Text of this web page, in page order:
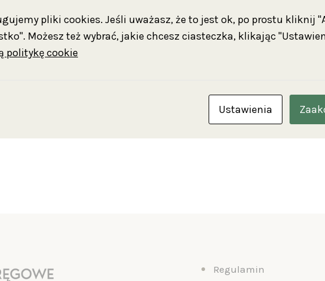
rozmiarów dzięki ofiarowanym przez rodzinę pamiątkom,
zostanie wykorzystanych do aranżacji ekspozycji. Wzbogacą
zbiorów członków rodziny.
może być część wystawy poświęcona malarskiej twórczości
Możejko (1902–1985), studentki tej samej wileńskiej
godzina 17:00!
Regulamin
pliki cookies. Jeśli uważasz, że to jest ok, po prostu kliknij
Możesz też wybrać, jakie chcesz ciasteczka, klikając
politykę cookie
Ustawienia